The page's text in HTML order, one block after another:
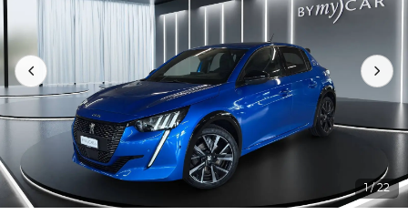
1 / 22